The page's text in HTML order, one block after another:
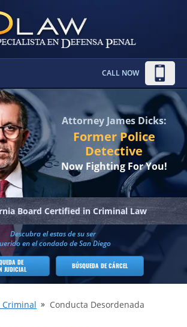
CALL NOW
Attorney James Dicks:
Former Police
Detective
Now Fighting For You!
Board Certified in Criminal Law
Descubra el estas de su ser
en el condado de San Diego
DE
JUDICIAL
BÚSQUEDA DE CÁRCEL
Criminal Conducta Desordenada